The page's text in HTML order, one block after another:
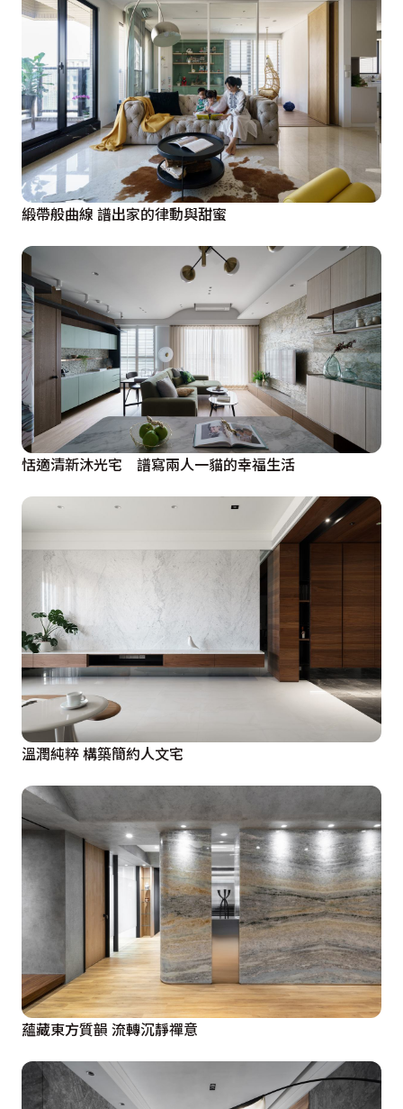
緞帶般曲線 譜出家的律動與甜蜜
恬適清新沐光宅 譜寫兩人一貓的幸福生活
溫潤純粹 構築簡約人文宅
蘊藏東方質韻 流轉沉靜禪意